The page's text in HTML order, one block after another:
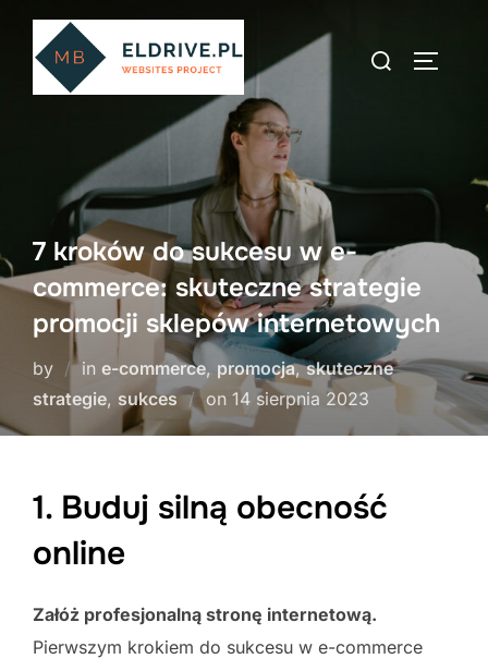
Skip
content
Search
7 kroków do sukcesu w e-
commerce: skuteczne strategie
promocji sklepów internetowych
by in e-commerce, promocja,skuteczne
strategie, sukces on Posted
on
14 sierpnia 2023
1. Buduj silną obecność
online
Załóż profesjonalną stronę internetową.
Pierwszym krokiem do sukcesu w e-commerce